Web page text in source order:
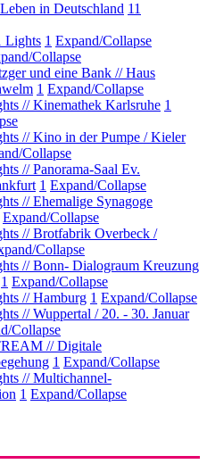
in Deutschland 11
Lights 1 Expand/Collapse
Collapse
und eine Bank // Haus
1 Expand/Collapse
// Kinemathek Karlsruhe 1
// Kino in der Pumpe / Kieler
Collapse
// Panorama-Saal Ev.
1 Expand/Collapse
// Ehemalige Synagoge
Expand/Collapse
// Brotfabrik Overbeck /
Collapse
// Bonn- Dialograum Kreuzung
1 Expand/Collapse
// Hamburg 1 Expand/Collapse
// Wuppertal / 20. - 30. Januar
Collapse
// Digitale
1 Expand/Collapse
// Multichannel-
1 Expand/Collapse